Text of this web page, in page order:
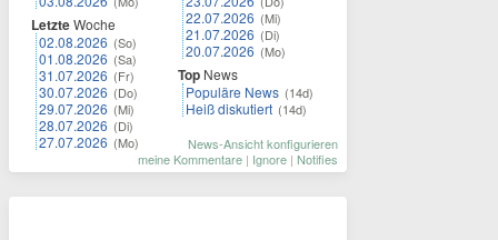
LetzteWoche
02.08.2026 (So)
01.08.2026 (Sa)
31.07.2026 (Fr)
30.07.2026 (Do)
29.07.2026 (Mi)
28.07.2026 (Di)
27.07.2026 (Mo)
22.07.2026 (Mi)
21.07.2026 (Di)
20.07.2026 (Mo)
Top News
Populäre News (14d)
Heiß diskutiert (14d)
News-Ansicht konfigurieren
meine Kommentare | Ignore | Notifies